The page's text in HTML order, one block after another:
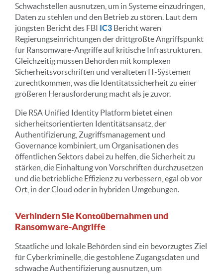
Schwachstellen ausnutzen, um in Systeme einzudringen,
Daten zu stehlen und den Betrieb zu stören. Laut dem
jüngsten Bericht des FBI IC3 Bericht waren
Regierungseinrichtungen der drittgrößte Angriffspunkt
für Ransomware-Angriffe auf kritische Infrastrukturen.
Gleichzeitig müssen Behörden mit komplexen
Sicherheitsvorschriften und veralteten IT-Systemen
zurechtkommen, was die Identitätssicherheit zu einer
größeren Herausforderung macht als je zuvor.
Die RSA Unified Identity Platform bietet einen
sicherheitsorientierten Identitätsansatz, der
Authentifizierung, Zugriffsmanagement und
Governance kombiniert, um Organisationen des
öffentlichen Sektors dabei zu helfen, die Sicherheit zu
stärken, die Einhaltung von Vorschriften durchzusetzen
und die betriebliche Effizienz zu verbessern, egal ob vor
Ort, in der Cloud oder in hybriden Umgebungen.
Verhindern Sie Kontoübernahmen und
Ransomware-Angriffe
Staatliche und lokale Behörden sind ein bevorzugtes Ziel
für Cyberkriminelle, die gestohlene Zugangsdaten und
schwache Authentifizierung ausnutzen, um